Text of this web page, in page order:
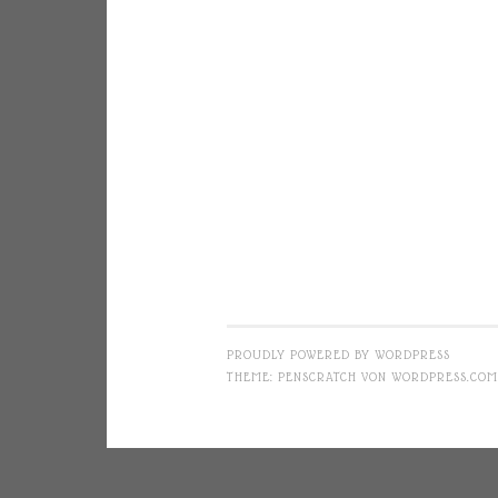
PROUDLY POWERED BY WORDPRESS
THEME: PENSCRATCH VON WORDPRESS.COM